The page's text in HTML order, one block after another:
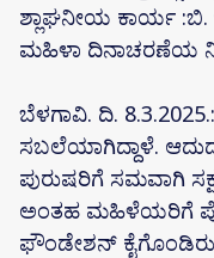
ಶ್ಲಾಘನೀಯ ಕಾರ್ಯ
ಮಹಿಳಾ ದಿನಾಚರಣೆಯ
ಬೆಳಗಾವಿ. ದಿ.
ಸಬಲೆಯಾಗಿದ್ದಾಳೆ.
ಪುರುಷರಿಗೆ ಸಮವಾಗಿ
ಅಂತಹ ಮಹಿಳೆಯರಿಗೆ
ಫೌಂಡೇಶನ್